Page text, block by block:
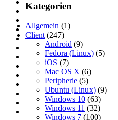
Kategorien
Allgemein (1)
Client (247)
Android (9)
Fedora (Linux) (5)
iOS (7)
Mac OS X (6)
Peripherie (5)
Ubuntu (Linux) (9)
Windows 10 (63)
Windows 11 (32)
Windows 7 (100)